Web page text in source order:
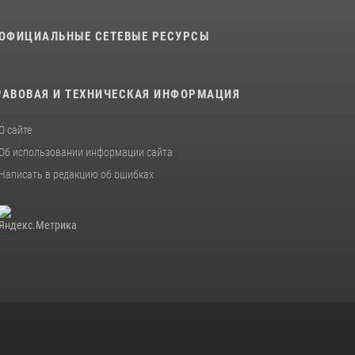
абитуриентских сборов 2026 года
СЕТЕВЫЕ РЕСУРСЫ
И ТЕХНИЧЕСКАЯ ИНФОРМАЦИЯ
О сайте
Об использовании информации сайта
Написать в редакцию об ошибках